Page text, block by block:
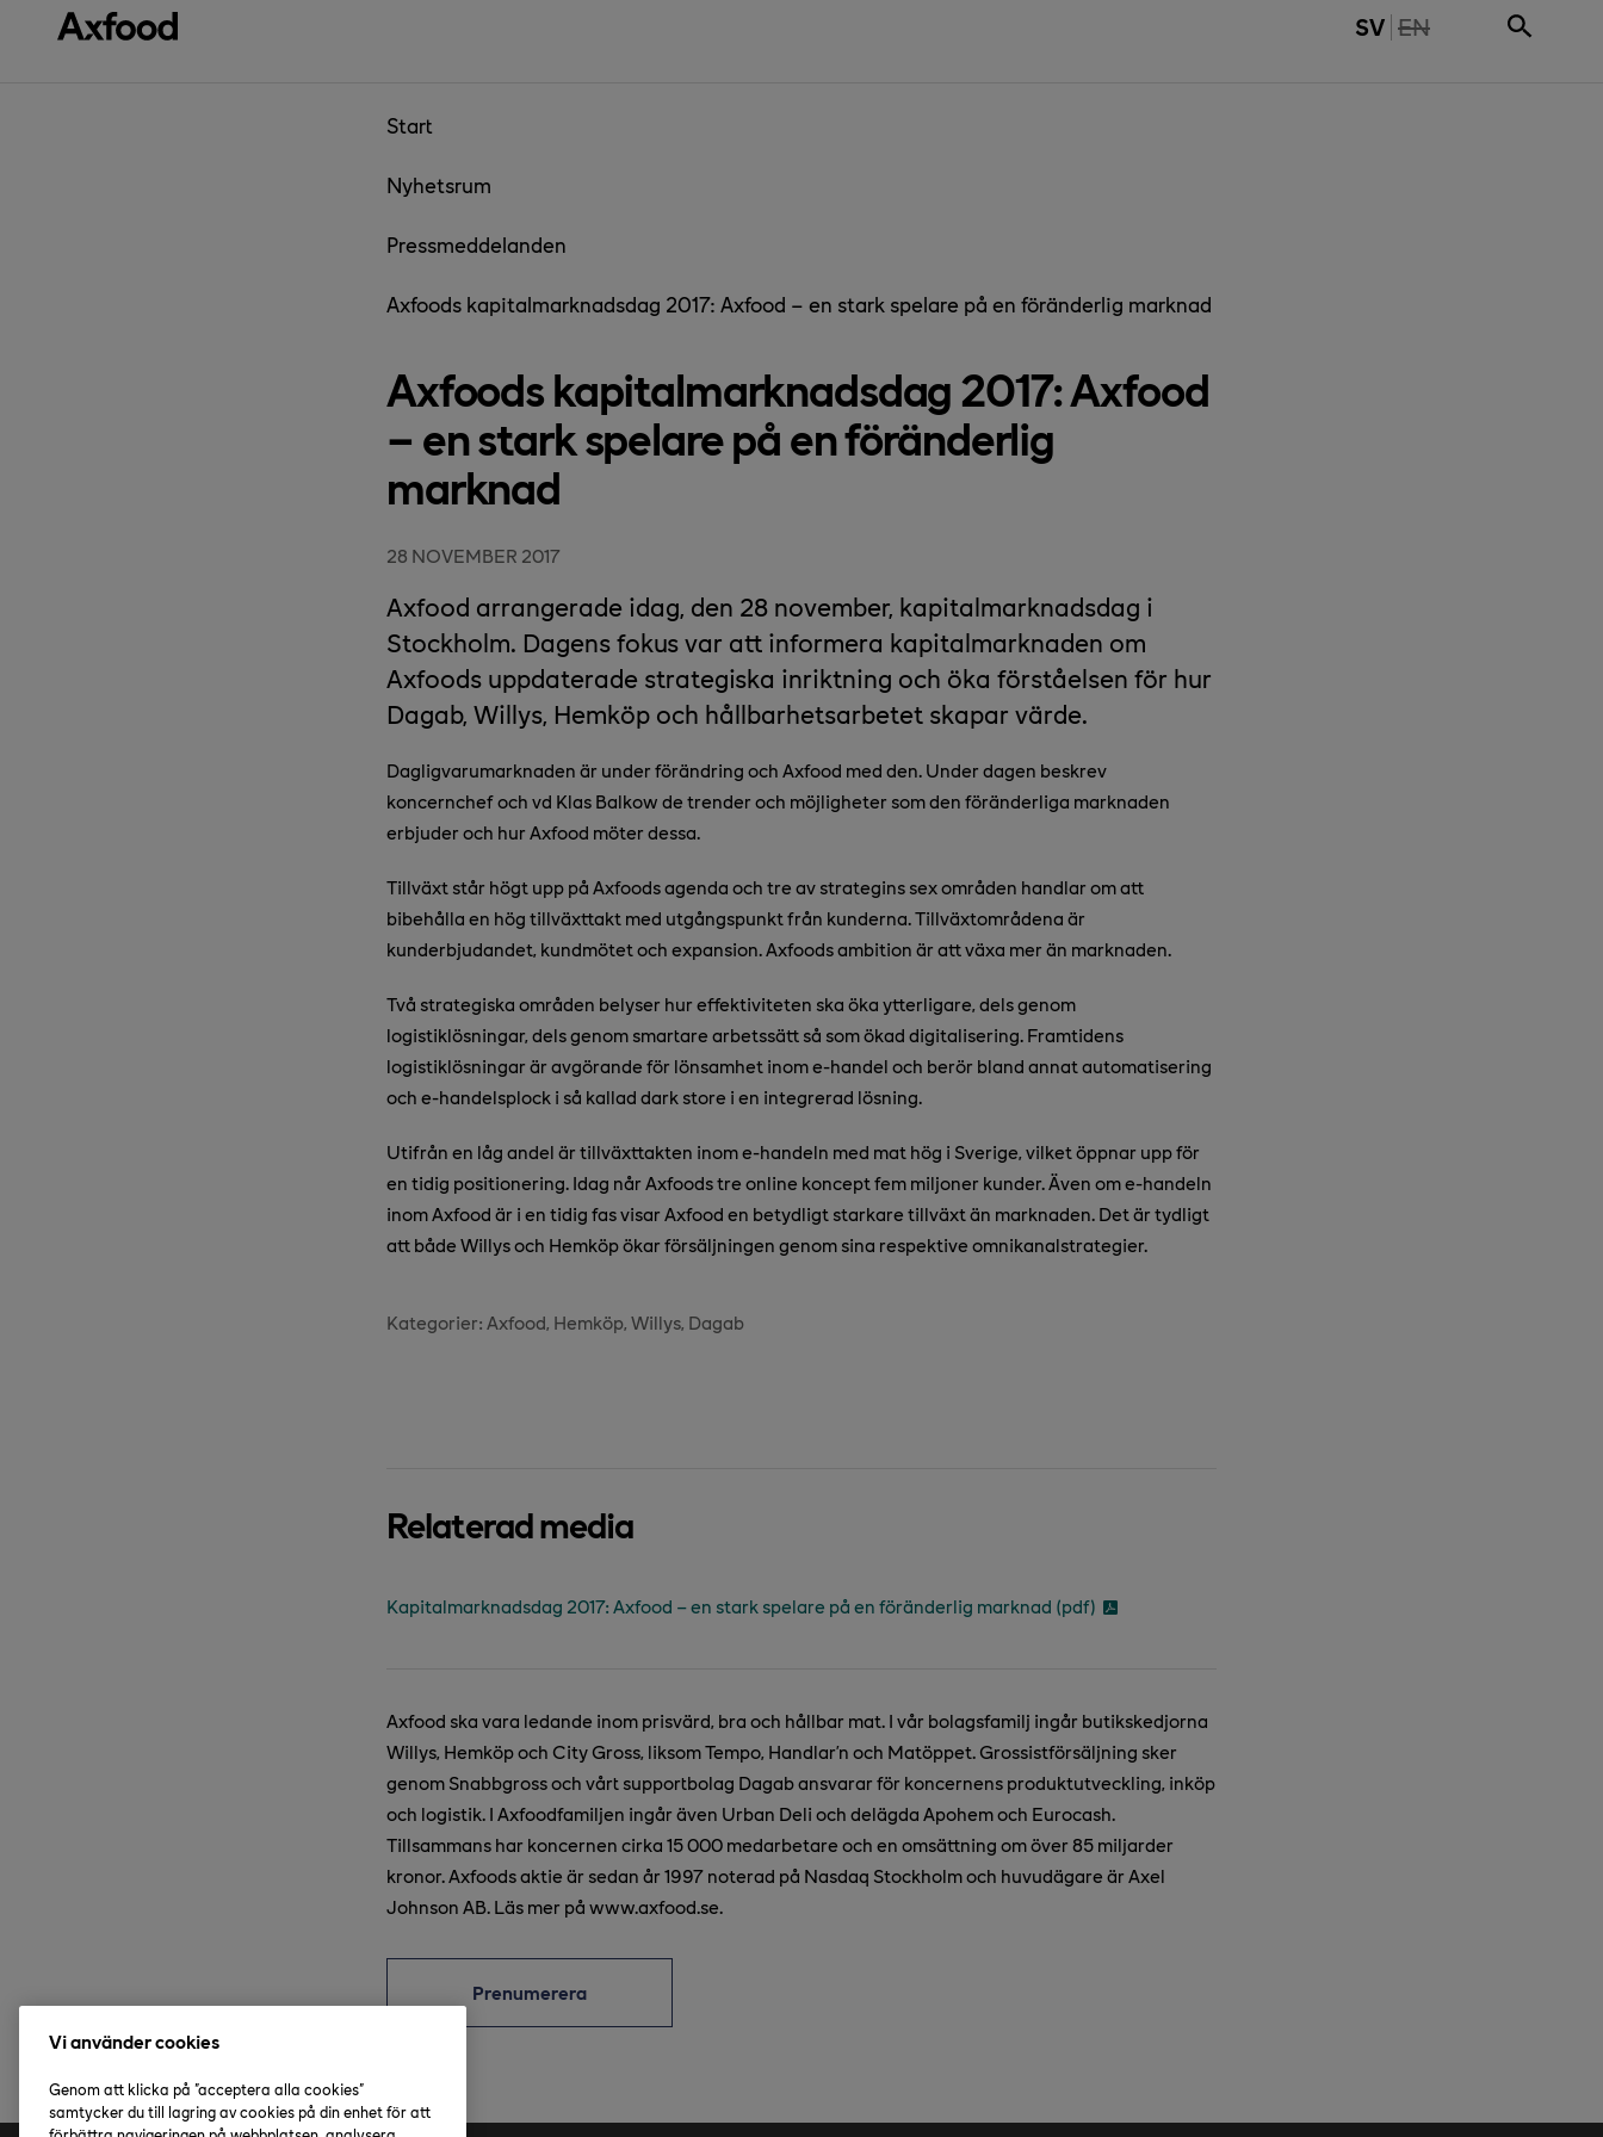
Gå direkt till innehåll SV THE PAGE IS NOT
EN
Start
Nyhetsrum
Pressmeddelanden
Axfoods kapitalmarknadsdag 2017: Axfood – en stark spelare på en föränderlig marknad
Axfoods kapitalmarknadsdag 2017: Axfood
– en stark spelare på en föränderlig
marknad
28 NOVEMBER 2017
Axfood arrangerade idag, den 28 november, kapitalmarknadsdag i
Stockholm. Dagens fokus var att informera kapitalmarknaden om
Axfoods uppdaterade strategiska inriktning och öka förståelsen för hur
Dagab, Willys, Hemköp och hållbarhetsarbetet skapar värde.
Dagligvarumarknaden är under förändring och Axfood med den. Under dagen beskrev
koncernchef och vd Klas Balkow de trender och möjligheter som den föränderliga marknaden
erbjuder och hur Axfood möter dessa.
Tillväxt står högt upp på Axfoods agenda och tre av strategins sex områden handlar om att
bibehålla en hög tillväxttakt med utgångspunkt från kunderna. Tillväxtområdena är
kunderbjudandet, kundmötet och expansion. Axfoods ambition är att växa mer än marknaden.
Två strategiska områden belyser hur effektiviteten ska öka ytterligare, dels genom
logistiklösningar, dels genom smartare arbetssätt så som ökad digitalisering. Framtidens
logistiklösningar är avgörande för lönsamhet inom e-handel och berör bland annat automatisering
och e-handelsplock i så kallad dark store i en integrerad lösning.
Utifrån en låg andel är tillväxttakten inom e-handeln med mat hög i Sverige, vilket öppnar upp för
en tidig positionering. Idag når Axfoods tre online koncept fem miljoner kunder. Även om e-handeln
inom Axfood är i en tidig fas visar Axfood en betydligt starkare tillväxt än marknaden. Det är tydligt
att både Willys och Hemköp ökar försäljningen genom sina respektive omnikanalstrategier.
Kategorier: Axfood Hemköp Willys Dagab
Relaterad media
Kapitalmarknadsdag 2017: Axfood – en stark spelare på en föränderlig marknad (pdf)
Axfood ska vara ledande inom prisvärd, bra och hållbar mat. I vår bolagsfamilj ingår butikskedjorna
Willys, Hemköp och City Gross, liksom Tempo, Handlar’n och Matöppet. Grossistförsäljning sker
genom Snabbgross och vårt supportbolag Dagab ansvarar för koncernens produktutveckling, inköp
och logistik. I Axfoodfamiljen ingår även Urban Deli och delägda Apohem och Eurocash.
Tillsammans har koncernen cirka 15 000 medarbetare och en omsättning om över 85 miljarder
kronor. Axfoods aktie är sedan år 1997 noterad på Nasdaq Stockholm och huvudägare är Axel
Johnson AB. Läs mer på www.axfood.se.
Prenumerera
Vi använder cookies
Genom att klicka på "acceptera alla cookies"
samtycker du till lagring av cookies på din enhet för att